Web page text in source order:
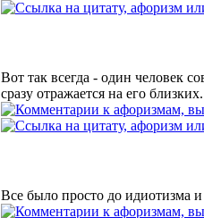
Вот так всегда - один человек
сразу отражается на его
Все было просто до идиотизма